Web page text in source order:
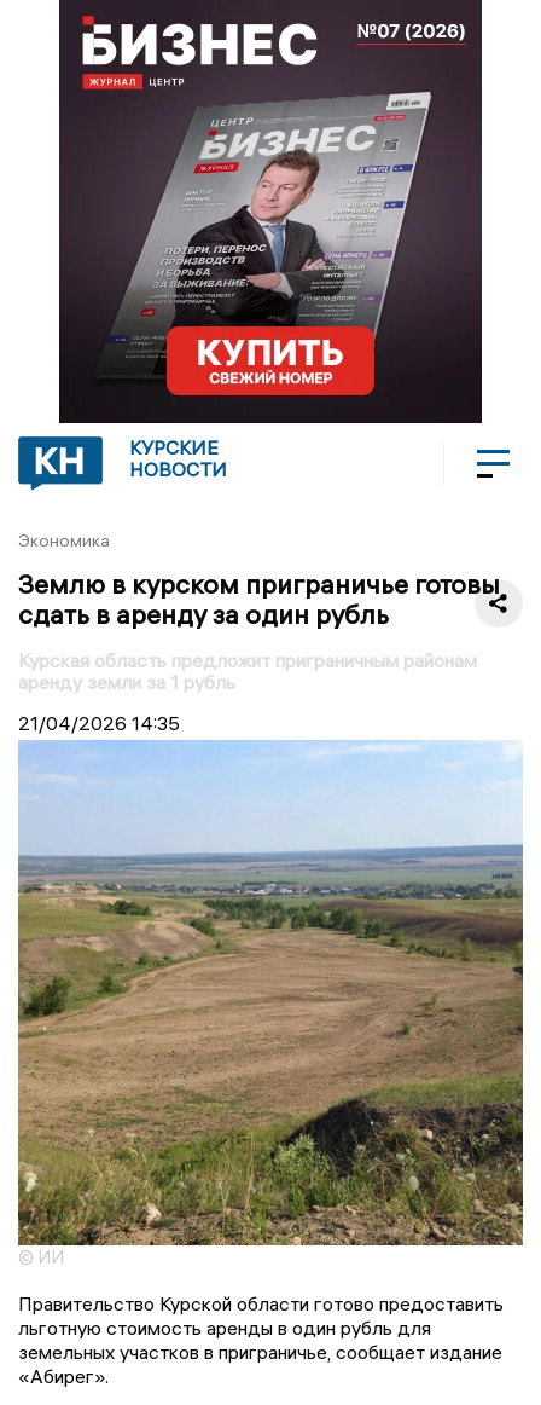
КУРСКИЕ
НОВОСТИ
Экономика
Землю в курском приграничье готовы
сдать в аренду за один рубль
Курская область предложит приграничным районам
аренду земли за 1 рубль
21/04/2026 14:35
© ИИ
Правительство Курской области готово предоставить
льготную стоимость аренды в один рубль для
земельных участков в приграничье, сообщает издание
«Абирег».